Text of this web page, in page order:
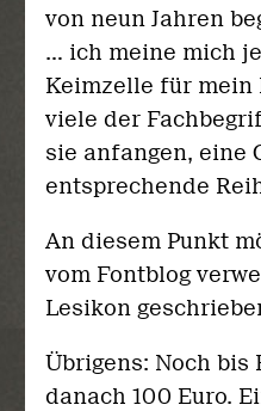
von neun Jahren
... ich meine mich
Keimzelle für
viele der
sie anfangen, eine
entsprechende
An diesem Punkt
vom Fontblog
Lesikon
Übrigens: Noch bis
danach 100 Euro.